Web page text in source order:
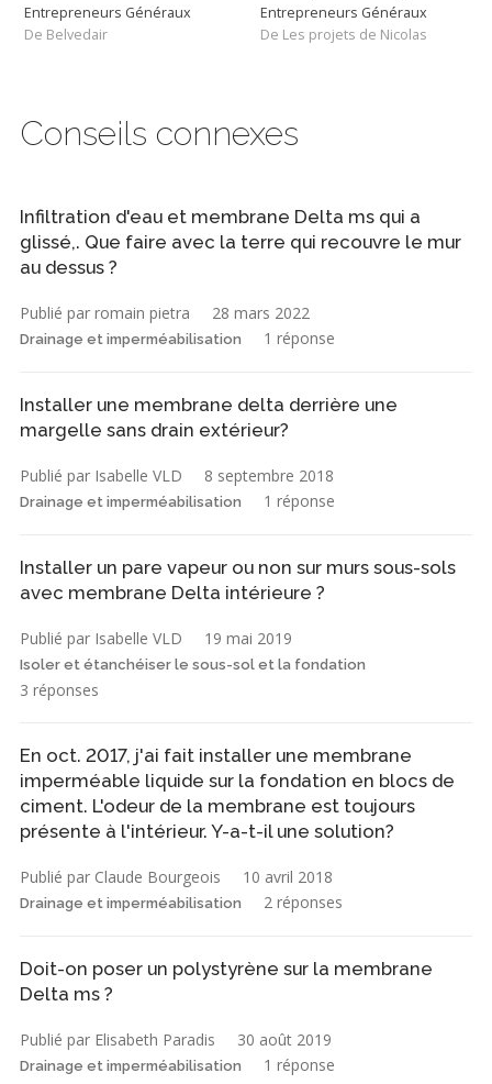
Entrepreneurs Généraux
De Belvedair
Entrepreneurs Généraux
De Les projets de Nicolas
Conseils connexes
Infiltration d'eau et membrane Delta ms qui a
glissé,. Que faire avec la terre qui recouvre le mur
au dessus ?
Publié par romain pietra 28 mars 2022
Drainage et imperméabilisation 1 réponse
Installer une membrane delta derrière une
margelle sans drain extérieur?
Publié par Isabelle VLD 8 septembre 2018
Drainage et imperméabilisation 1 réponse
Installer un pare vapeur ou non sur murs sous-sols
avec membrane Delta intérieure ?
Publié par Isabelle VLD 19 mai 2019
Isoler et étanchéiser le sous-sol et la fondation
3 réponses
En oct. 2017, j'ai fait installer une membrane
imperméable liquide sur la fondation en blocs de
ciment. L'odeur de la membrane est toujours
présente à l'intérieur. Y-a-t-il une solution?
Publié par Claude Bourgeois 10 avril 2018
Drainage et imperméabilisation 2 réponses
Doit-on poser un polystyrène sur la membrane
Delta ms ?
Publié par Elisabeth Paradis 30 août 2019
Drainage et imperméabilisation 1 réponse